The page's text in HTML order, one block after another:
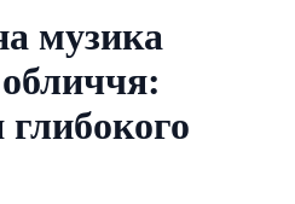
музика
глибокого